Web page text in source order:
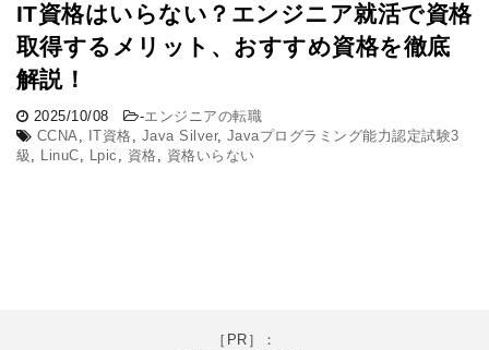
IT資格はいらない？エンジニア就活で資格
取得するメリット、おすすめ資格を徹底
解説！
2025/10/08 -エンジニアの転職
CCNA, IT資格, Java Silver, Javaプログラミング能力認定試験3
級 , LinuC, Lpic , 資格, 資格いらない
［PR］：